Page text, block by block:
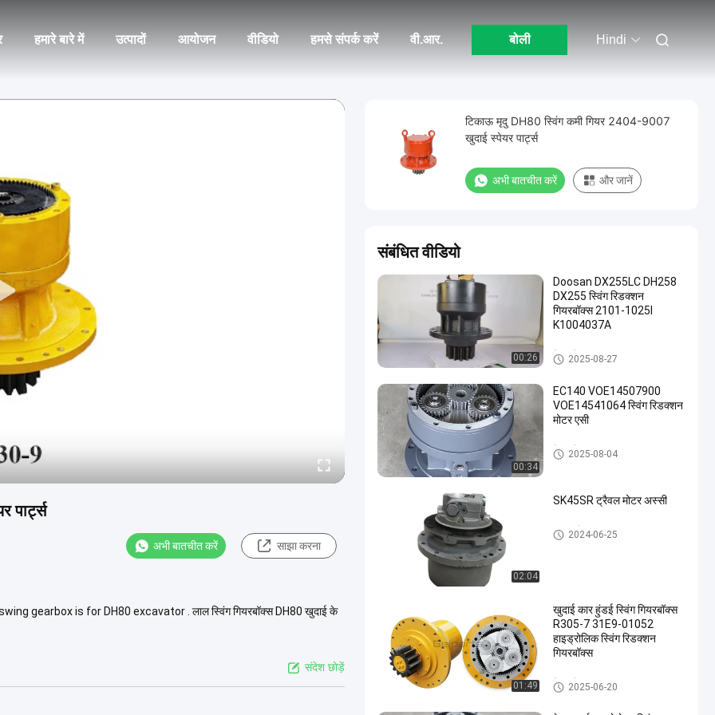
हमारे बारे में उत्पादों आयोजन वीडियो हमसे संपर्क करें वी.आर. बोली Hindi
पार्ट्स
अभी बातचीत करें साझा करना
gearbox is for DH80 excavator . लाल स्विंग गियरबॉक्स DH80 खुदाई के
संदेश छोड़ें
टिकाऊ मृदु DH80 स्विंग कमी गियर 2404-9007
खुदाई स्पेयर पार्ट्स
अभी बातचीत करें और जानें
संबंधित वीडियो
00:26
Doosan DX255LC DH258
DX255 स्विंग रिडक्शन
गियरबॉक्स 2101-1025I
K1004037A
स्विंग गियरबॉक्स
2025-08-27
00:34
EC140 VOE14507900
VOE14541064 स्विंग रिडक्शन
मोटर एसी
स्विंग गियरबॉक्स
2025-08-04
02:04
SK45SR ट्रैवल मोटर अस्सी
यात्रा मोटर Assy
2024-06-25
01:49
खुदाई कार हुंडई स्विंग गियरबॉक्स
R305-7 31E9-01052
हाइड्रोलिक स्विंग रिडक्शन
गियरबॉक्स
स्विंग गियरबॉक्स
2025-06-20